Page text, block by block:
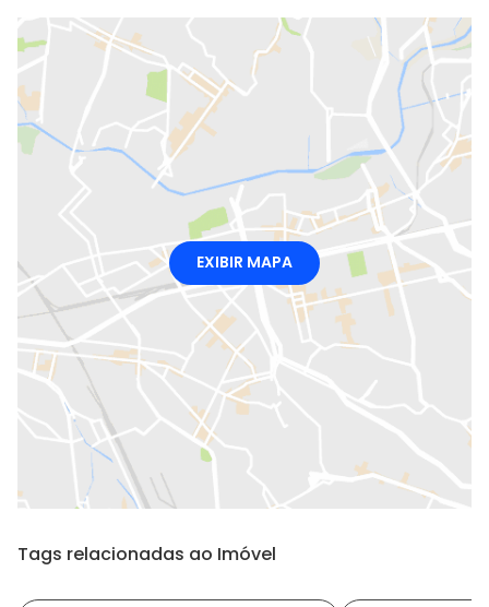
EXIBIR MAPA
Tags relacionadas ao Imóvel